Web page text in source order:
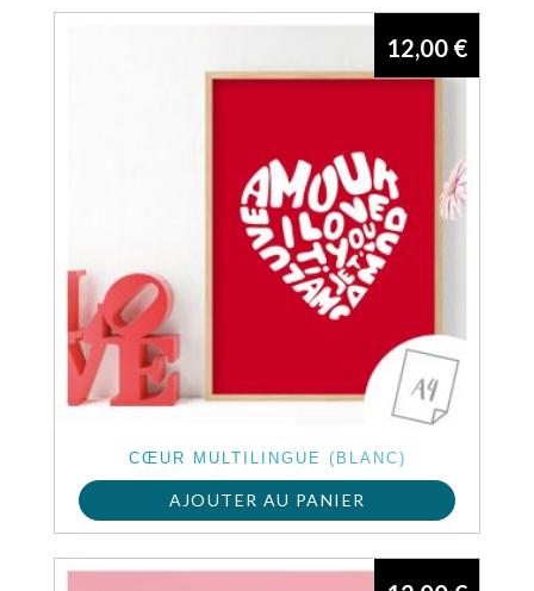
CŒUR MULTILINGUE (BLANC)
12,00 €
AJOUTER AU PANIER